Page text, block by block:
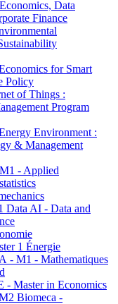
Data
Finance
for Smart
Policy
of Things :
Program
Environment :
& Management
- Applied
AI - Data and
1 Énergie
- M1 - Mathematiques
Master in Economics
Biomeca -